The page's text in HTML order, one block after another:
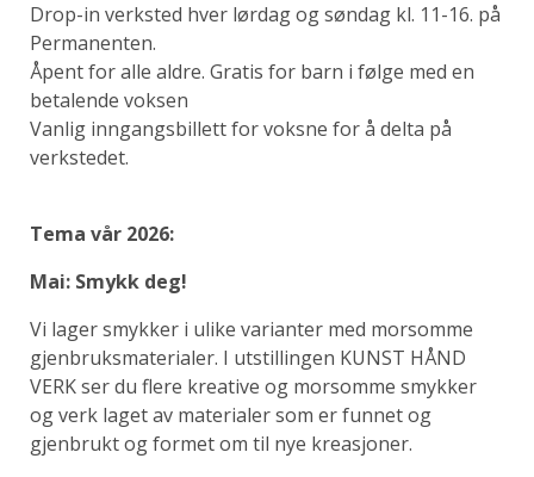
Drop-in verksted hver lørdag og søndag kl. 11-16. på
Permanenten.
Åpent for alle aldre. Gratis for barn i følge med en
betalende voksen
Vanlig inngangsbillett for voksne for å delta på
verkstedet.
Tema vår 2026:
Mai: Smykk deg!
Vi lager smykker i ulike varianter med morsomme
gjenbruksmaterialer. I utstillingen KUNST HÅND
VERK ser du flere kreative og morsomme smykker
og verk laget av materialer som er funnet og
gjenbrukt og formet om til nye kreasjoner.